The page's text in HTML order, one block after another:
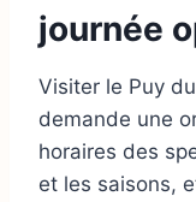
journée
Visiter le Puy
demande une
horaires des
et les saisons,